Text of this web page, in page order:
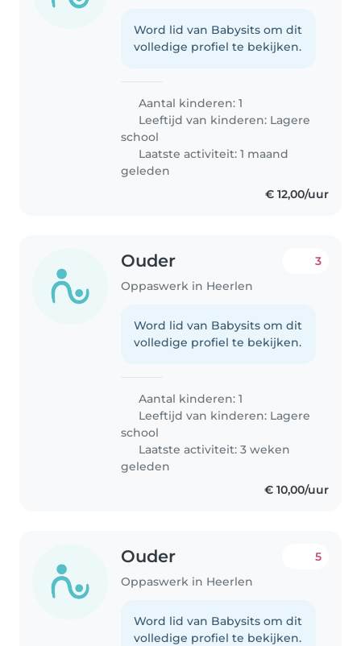
Word lid van Babysits om dit
volledige profiel te bekijken.
Aantal kinderen: 1
Leeftijd van kinderen: Lagere
school
Laatste activiteit: 1 maand
geleden
€ 12,00/uur
Ouder
Oppaswerk in Heerlen
3
Word lid van Babysits om dit
volledige profiel te bekijken.
Aantal kinderen: 1
Leeftijd van kinderen: Lagere
school
Laatste activiteit: 3 weken
geleden
€ 10,00/uur
Ouder
Oppaswerk in Heerlen
5
Word lid van Babysits om dit
volledige profiel te bekijken.